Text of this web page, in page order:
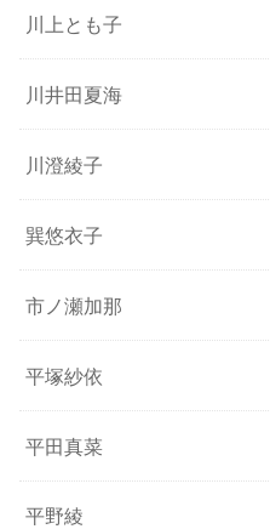
川上とも子
川井田夏海
川澄綾子
巽悠衣子
市ノ瀬加那
平塚紗依
平田真菜
平野綾